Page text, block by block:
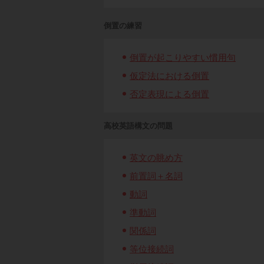
倒置の練習
倒置が起こりやすい慣用句
仮定法における倒置
否定表現による倒置
高校英語構文の問題
英文の眺め方
前置詞＋名詞
動詞
準動詞
関係詞
等位接続詞